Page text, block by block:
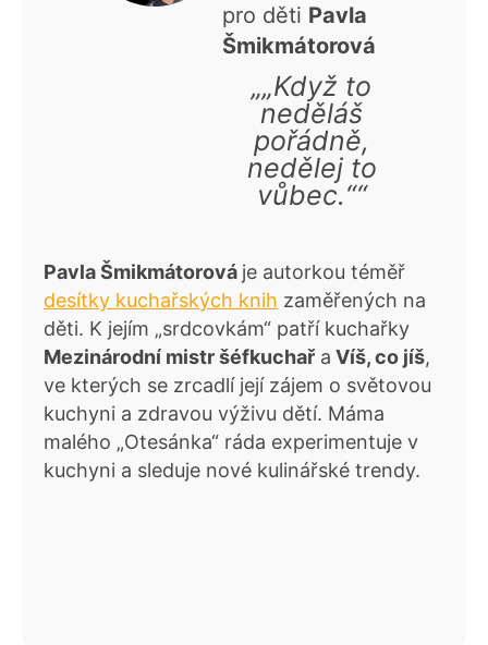
pro děti Pavla
Šmikmátorová
„„Když to
neděláš
pořádně,
nedělej to
vůbec.““
Pavla Šmikmátorová je autorkou téměř
desítky kuchařských knih zaměřených na
děti. K jejím „srdcovkám“ patří kuchařky
Mezinárodní mistr šéfkuchařa Víš, co jíš,
ve kterých se zrcadlí její zájem o světovou
kuchyni a zdravou výživu dětí. Máma
malého „Otesánka“ ráda experimentuje v
kuchyni a sleduje nové kulinářské trendy.